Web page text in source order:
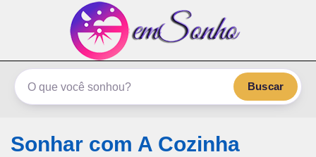
emSonho.com
Os sonhos significam mais
Buscar
Sonhar com A Cozinha